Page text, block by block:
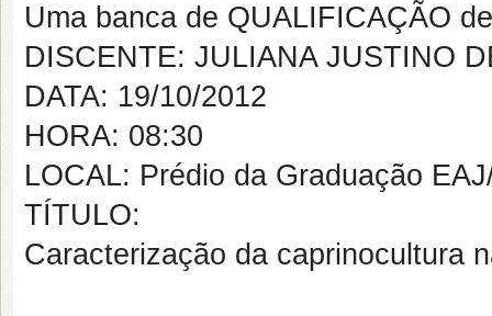
Uma banca de QUALIFICAÇÃO
DISCENTE: JULIANA JUSTINO
DATA: 19/10/2012
HORA: 08:30
LOCAL: Prédio da Graduação
TÍTULO:
Caracterização da caprinocultura